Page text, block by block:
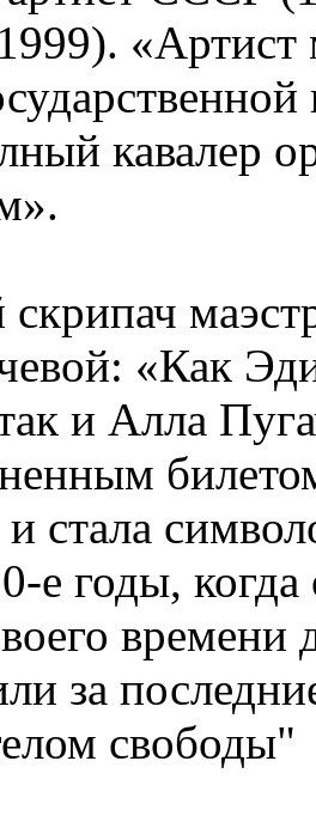
кавалер
скрипач
«Как
и Алла
стала
е годы, когда
времени
за
свободы"